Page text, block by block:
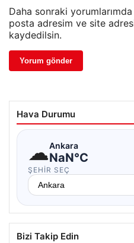
Daha sonraki yorumlarımda
posta adresim ve site
kaydedilsin.
Hava Durumu
☁Ankara
NaN°C
ŞEHIR SEÇ
Bizi Takip Edin